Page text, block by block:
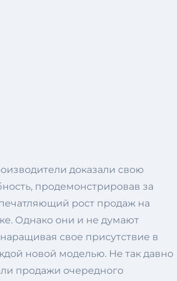
доказали свою
продемонстрировав за
рост продаж на
Однако они и не думают
свое присутствие в
новой моделью. Не так давно
продажи очередного